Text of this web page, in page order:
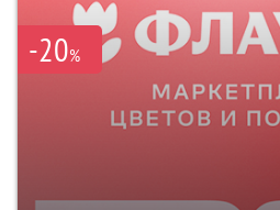
-20%